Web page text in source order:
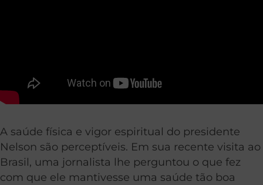
A saúde física e vigor espiritual do presidente
Nelson são perceptíveis. Em sua recente visita ao
Brasil, uma jornalista lhe perguntou o que fez
com que ele mantivesse uma saúde tão boa